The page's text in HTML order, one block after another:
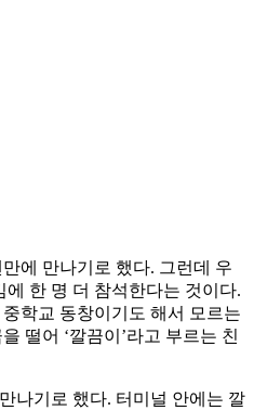
에 만나기로 했다. 그런데 우
한 명 더 참석한다는 것이다.
학교 동창이기도 해서 모르는
떨어 ‘깔끔이’라고 부르는 친
나기로 했다. 터미널 안에는 깔